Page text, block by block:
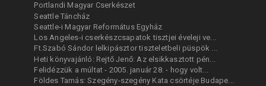
Portlandi Magyar Cserkészet
Seattle Táncház
Seattle-i Magyar Református Egyház
Los Angeles-i cserkészcsapatok tisztjei éveleji ve...
Ft.Szabó Sándor lelkipásztor tiszteletbeli püspök ...
Heti könyvajánló: Rejtő Jenő: Az elsikkasztott pén...
Felidézzük a múltat - 2005. január 28. - hogy volt...
Földes Tamás: Szegény-szegény Kata csörtéje Budape...